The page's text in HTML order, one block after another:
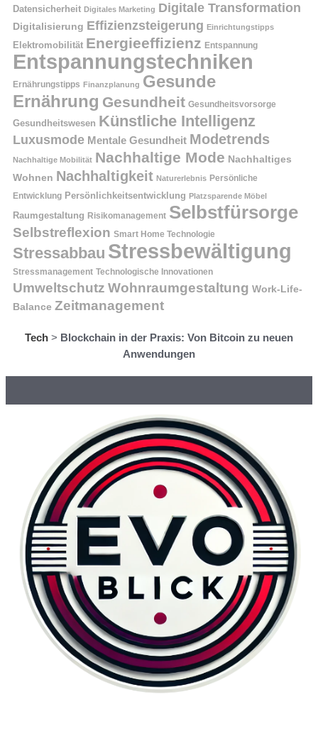
Datensicherheit Digitales Marketing Digitale Transformation
Digitalisierung Effizienzsteigerung Einrichtungstipps
Elektromobilität Energieeffizienz Entspannung
Entspannungstechniken
Ernährungstipps Finanzplanung Gesunde
Ernährung Gesundheit Gesundheitsvorsorge
Gesundheitswesen Künstliche Intelligenz
Luxusmode Mentale Gesundheit Modetrends
Nachhaltige Mobilität Nachhaltige Mode Nachhaltiges
Wohnen Nachhaltigkeit Naturerlebnis Persönliche
Entwicklung Persönlichkeitsentwicklung Platzsparende Möbel
Raumgestaltung Risikomanagement Selbstfürsorge
Selbstreflexion Smart Home Technologie
Stressabbau Stressbewältigung
Stressmanagement Technologische Innovationen
Umweltschutz Wohnraumgestaltung Work-Life-
Balance Zeitmanagement
Tech > Blockchain in der Praxis: Von Bitcoin zu neuen
Anwendungen